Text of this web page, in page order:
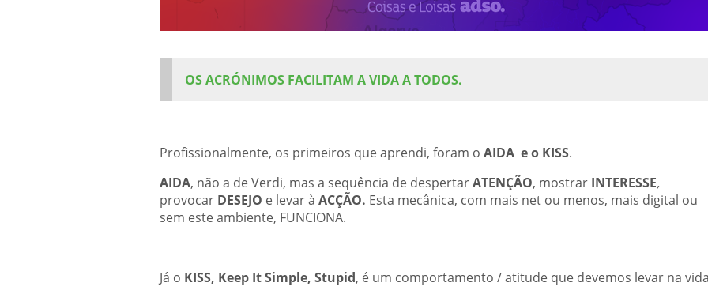
OS ACRÓNIMOS FACILITAM A VIDA A TODOS.
Profissionalmente, os primeiros que aprendi, foram o AIDA e o KISS.
AIDA, não a de Verdi, mas a sequência de despertarATENÇÃO, mostrar INTERESSE,
provocar DESEJO e levar à ACÇÃO. Esta mecânica, com mais net ou menos, mais digital ou
sem este ambiente, FUNCIONA.
Já o KISS, Keep It Simple, Stupid, é um comportamento / atitude que devemos levar na